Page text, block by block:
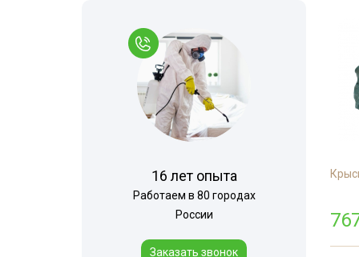
Мошки
Короед
Гербицидная обработка
Долгоносик
Точильщик
Обработка
Санитарная
Дезинфекция
16 лет опыта
Работаем в 80 городах
России
Заказать звонок